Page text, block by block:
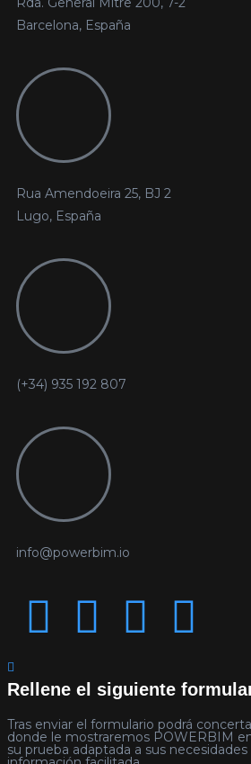
Barcelona, España
Rua Amendoeira 25, BJ 2
Lugo, España
(+34) 935 192 807
info@powerbim.io
Rellene el siguiente
Tras enviar el formulario podrá
donde le mostraremos POWERBIM
su prueba adaptada a sus necesidades